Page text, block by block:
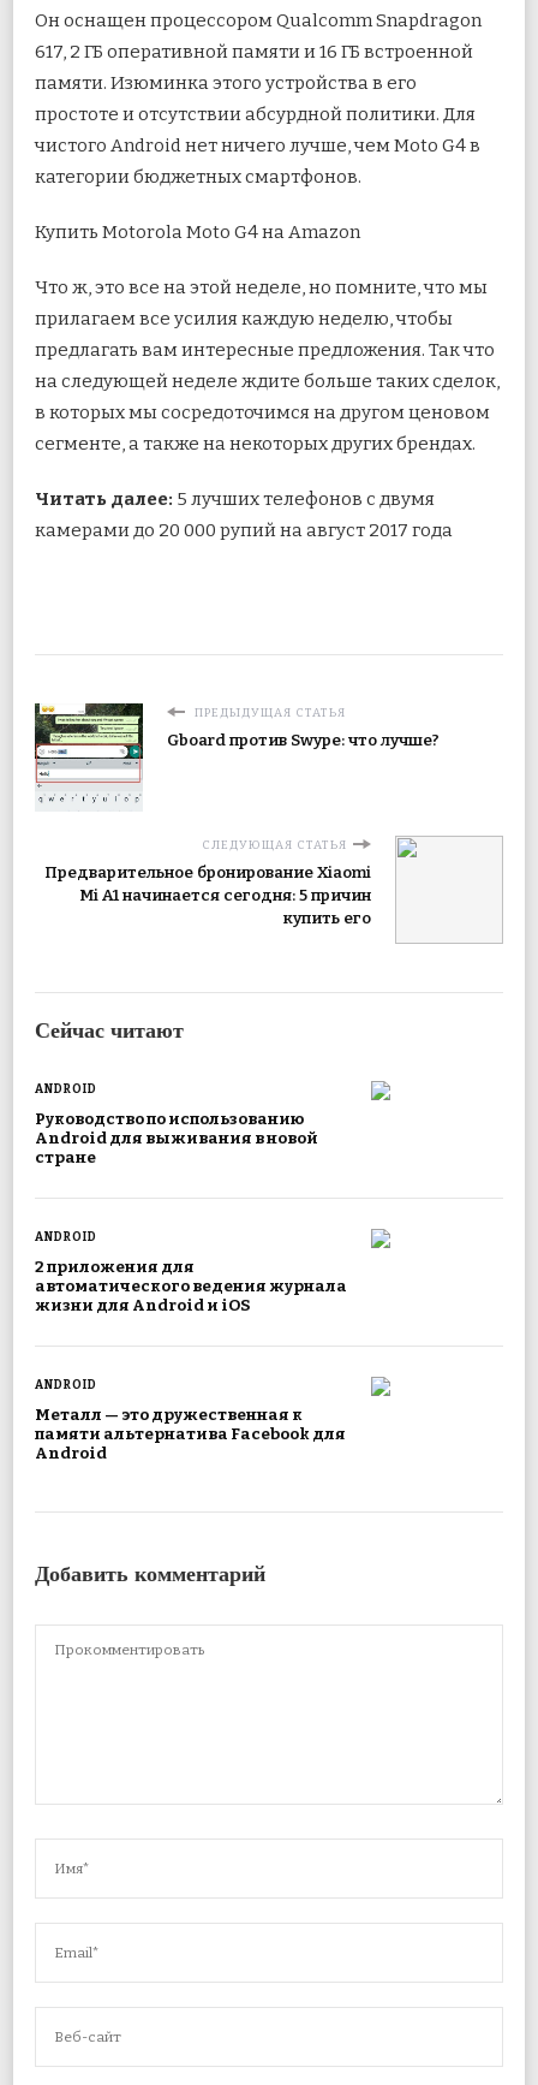
Он оснащен процессором Qualcomm Snapdragon
617, 2 ГБ оперативной памяти и 16 ГБ встроенной
памяти. Изюминка этого устройства в его
простоте и отсутствии абсурдной политики. Для
чистого Android нет ничего лучше, чем Moto G4 в
категории бюджетных смартфонов.
Купить Motorola Moto G4 на Amazon
Что ж, это все на этой неделе, но помните, что мы
прилагаем все усилия каждую неделю, чтобы
предлагать вам интересные предложения. Так что
на следующей неделе ждите больше таких сделок,
в которых мы сосредоточимся на другом ценовом
сегменте, а также на некоторых других брендах.
Читать далее: 5 лучших телефонов с двумя
камерами до 20 000 рупий на август 2017 года
ПРЕДЫДУЩАЯ СТАТЬЯ
Gboard против Swype: что лучше?
СЛЕДУЮЩАЯ СТАТЬЯ
Предварительное бронирование Xiaomi
Mi A1 начинается сегодня: 5 причин
купить его
Сейчас читают
ANDROID
Руководство по использованию
Android для выживания в новой
стране
ANDROID
2 приложения для
автоматического ведения журнала
жизни для Android и iOS
ANDROID
Металл — это дружественная к
памяти альтернатива Facebook для
Android
Добавить комментарий